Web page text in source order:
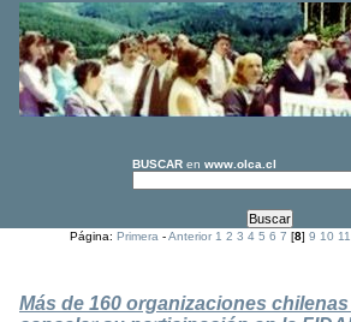
BUSCAR en www.olca.cl
Página:Primera -Anterior 1 2 3 4 5 6 7 [8]9 10 11
Más de 160 organizaciones